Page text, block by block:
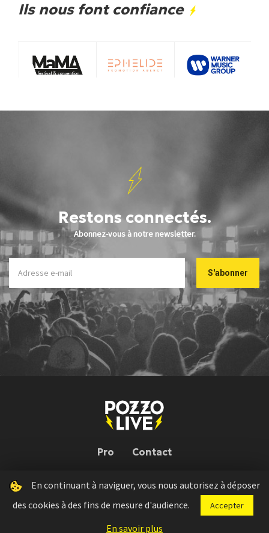
Ils nous font confiance
Restons connectés.
Abonnez-vous à notre newsletter.
Pro Contact
Pozzo Live © 2026 | Conception : Pozzo Team, avec l'aide deBloop
Press kit Règlement concours Mentions légales
En continuant à naviguer, vous nous autorisez à déposer
des cookies à des fins de mesure d'audience.
Accepter
En savoir plus